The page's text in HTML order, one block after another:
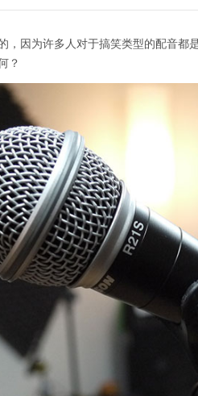
，因为许多人对于搞笑类型的配音都
？